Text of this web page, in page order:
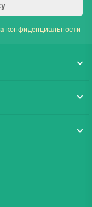
конфиденциальности